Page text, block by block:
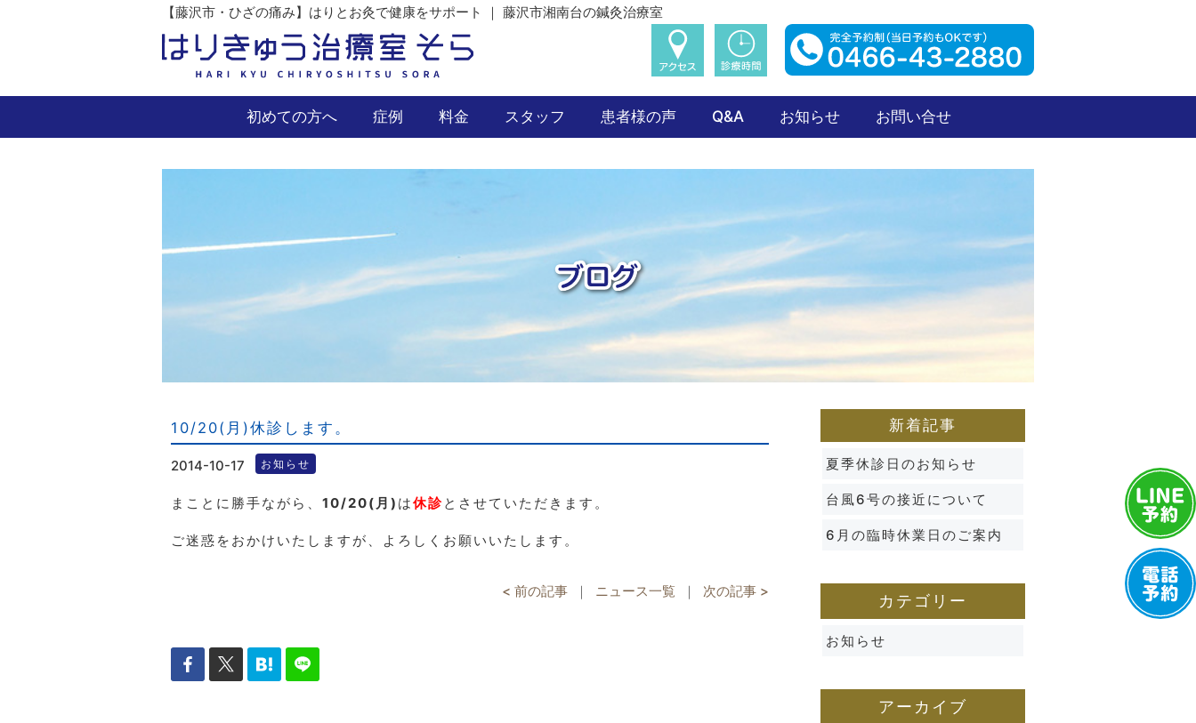
【藤沢市・ひざの痛み】はりとお灸で健康をサポート ｜ 藤沢市湘南台の鍼灸治療室
初めての方へ 症例 料金 スタッフ 患者様の声 Q&A お知らせ お問い合せ
10/20(月)休診します。
2014-10-17 お知らせ
まことに勝手ながら、 10/20(月) は休診とさせていただきます。
ご迷惑をおかけいたしますが、よろしくお願いいたします。
< 前の記事 ｜ ニュース一覧 ｜ 次の記事 >
新着記事
夏季休診日のお知らせ
台風6号の接近について
6月の臨時休業日のご案内
カテゴリー
お知らせ
アーカイブ